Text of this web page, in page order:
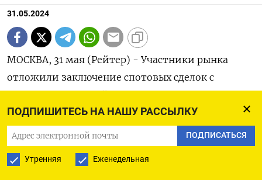
ПОДПИШИТЕСЬ НА НАШУ РАССЫЛКУ
ПОДПИСАТЬСЯ
Утренняя Еженедельная
31.05.2024
МОСКВА, 31 мая (Рейтер) - Участники рынка
отложили заключение спотовых сделок с
понедельник в условиях неопределенности
баланса спроса и предложения, а также
трудностей с платежами у переработчиков,
сообщили трейдеры.